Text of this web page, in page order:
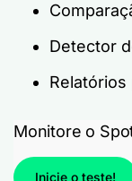
Detector
Monitore o
Inicie o teste!